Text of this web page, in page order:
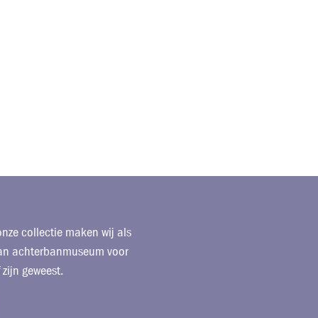
collectie maken wij als
achterbanmuseum voor
geweest.